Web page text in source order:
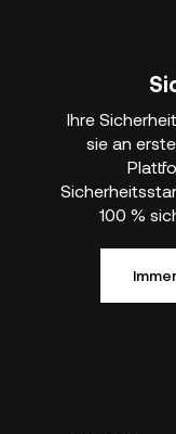
Ihre
sie an
100 %